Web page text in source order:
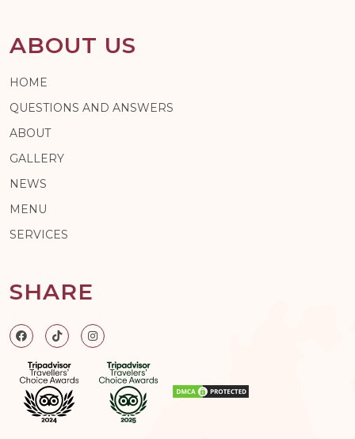
ABOUT US
HOME
QUESTIONS AND ANSWERS
ABOUT
GALLERY
NEWS
MENU
SERVICES
SHARE